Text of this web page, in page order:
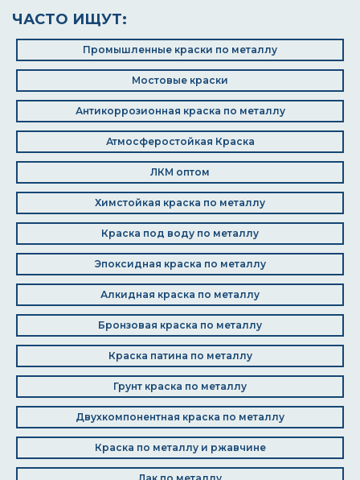
ЧАСТО ИЩУТ:
Промышленные краски по металлу
Мостовые краски
Антикоррозионная краска по металлу
Атмосферостойкая Краска
ЛКМ оптом
Химстойкая краска по металлу
Краска под воду по металлу
Эпоксидная краска по металлу
Алкидная краска по металлу
Бронзовая краска по металлу
Краска патина по металлу
Грунт краска по металлу
Двухкомпонентная краска по металлу
Краска по металлу и ржавчине